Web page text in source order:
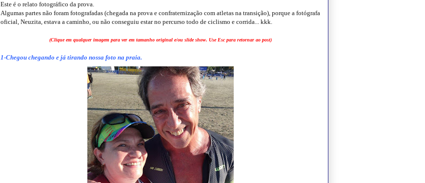
Este é o relato fotográfico da prova.
Algumas partes não foram fotografadas (chegada na prova e confraternização com atletas na transição), porque a fotógrafa
oficial, Neuzita, estava a caminho, ou não conseguiu estar no percurso todo de ciclismo e corrida... kkk.
(Clique em qualquer imagem para ver em tamanho original e/ou slide show. Use Esc para retornar ao post)
1-Chegou chegando e já tirando nossa foto na praia.